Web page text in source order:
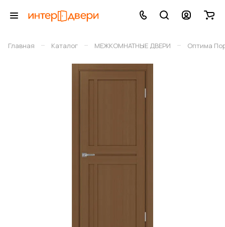
Главная – Каталог – МЕЖКОМНАТНЫЕ ДВЕРИ – Оптима